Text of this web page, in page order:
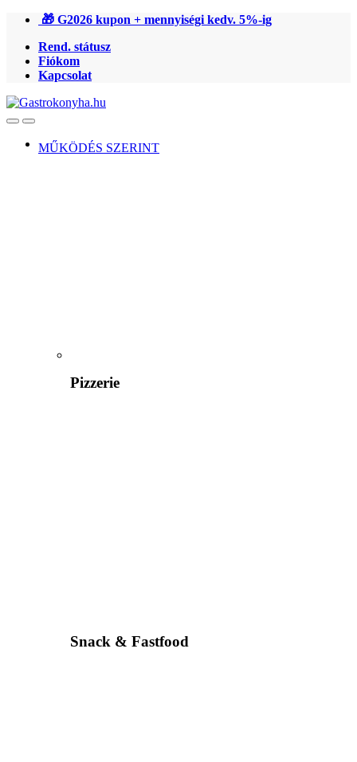
Ugrás
navigációhoz
Ugrás
tartalomra
🎁 G2026 kupon + mennyiségi kedv. 5%-ig
Rend. státusz
Fiókom
Kapcsolat
OpenClose
MŰKÖDÉS SZERINT
Pizzerie
Snack & Fastfood